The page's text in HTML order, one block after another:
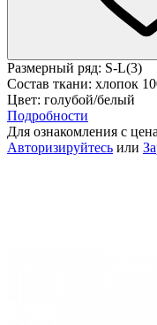
Размерный ряд: S-L(3)
Состав ткани: хлопок
Цвет: голубой/белый
Подробности
Для ознакомления с
Авторизируйтесь или